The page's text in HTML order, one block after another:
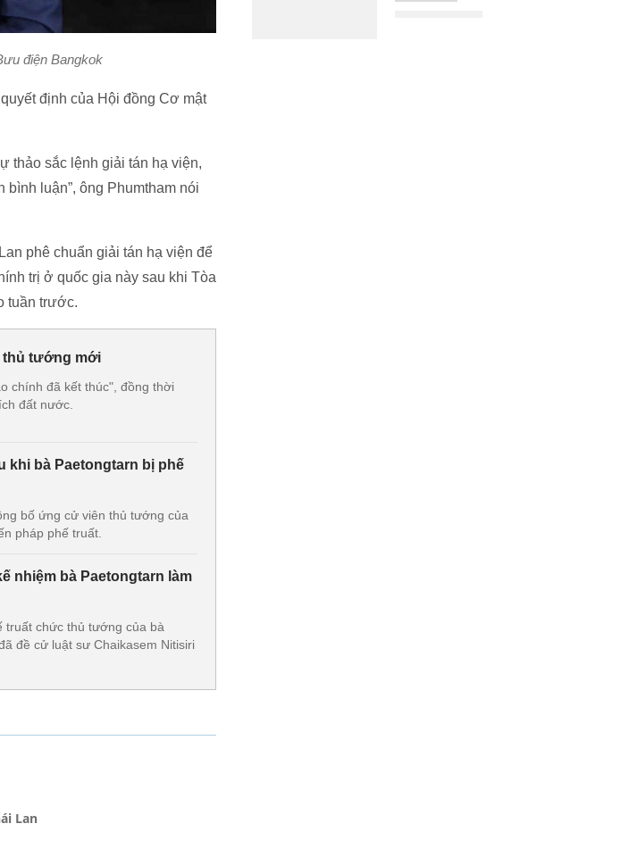
điện Bangkok
định của Hội đồng Cơ mật
thảo sắc lệnh giải tán hạ viện,
luận”, ông Phumtham nói
phê chuẩn giải tán hạ viện để
trị ở quốc gia này sau khi Tòa
tuần trước.
thủ tướng mới
chính đã kết thúc", đồng thời
đất nước.
khi bà Paetongtarn bị phế
bố ứng cử viên thủ tướng của
pháp phế truất.
nhiệm bà Paetongtarn làm
truất chức thủ tướng của bà
đề cử luật sư Chaikasem Nitisiri
Lan